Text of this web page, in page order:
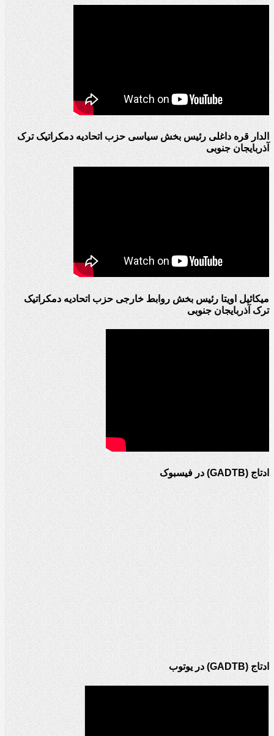
الدار قره داغلی رئیس بخش سیاسی حزب اتحادیه دمکراتیک ترک
آذربایجان جنوبی
میکائیل اویتا رئیس بخش روابط خارجی حزب اتحادیه دمکراتیک
ترک آذربایجان جنوبی
ادتاج (GADTB) در فیسبوک
ادتاج (GADTB) در یوتوب